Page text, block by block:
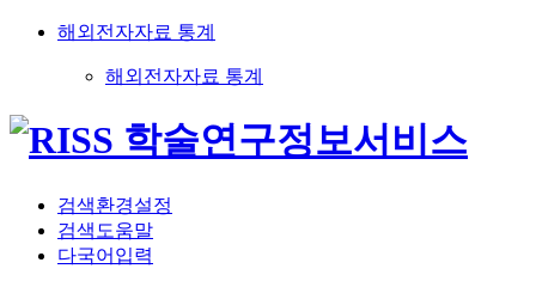
해외전자자료 통계
해외전자자료 통계
검색환경설정
검색도움말
다국어입력